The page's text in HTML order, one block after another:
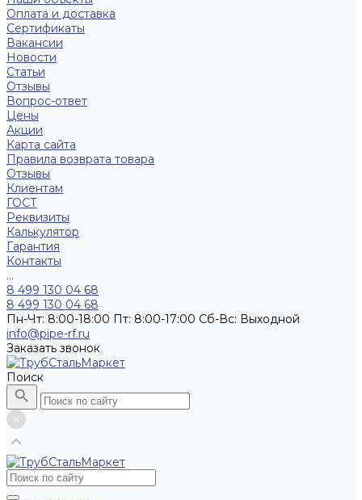
Оплата и доставка
Сертификаты
Вакансии
Новости
Статьи
Отзывы
Вопрос-ответ
Цены
Акции
Карта сайта
Правила возврата товара
Отзывы
Клиентам
ГОСТ
Реквизиты
Калькулятор
Гарантия
Контакты
...
8 499 130 04 68
8 499 130 04 68
Пн-Чт: 8:00-18:00 Пт: 8:00-17:00 Сб-Вс: Выходной
info@pipe-rf.ru
Заказать звонок
Поиск